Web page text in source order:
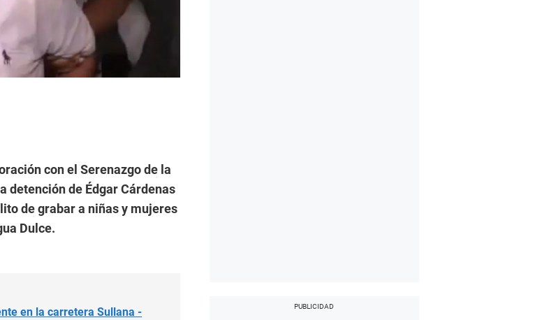
con el Serenazgo de la
detención de Édgar Cárdenas
de grabar a niñas y mujeres
Dulce.
en la carretera Sullana -